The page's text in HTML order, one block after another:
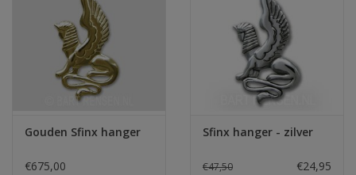
Gouden Sfinx hanger
€675,00
Sfinx hanger - zilver
€47,50 €24,95